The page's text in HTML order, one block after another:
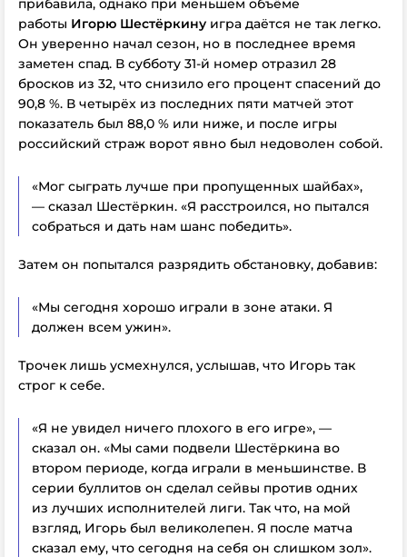
работы Игорю Шестёркину игра даётся не так легко.
Он уверенно начал сезон, но в последнее время
заметен спад. В субботу 31-й номер отразил 28
бросков из 32, что снизило его процент спасений до
90,8 %. В четырёх из последних пяти матчей этот
показатель был 88,0 % или ниже, и после игры
российский страж ворот явно был недоволен собой.
«Мог сыграть лучше при пропущенных шайбах»,
— сказал Шестёркин. «Я расстроился, но пытался
собраться и дать нам шанс победить».
Затем он попытался разрядить обстановку, добавив:
«Мы сегодня хорошо играли в зоне атаки. Я
должен всем ужин».
Трочек лишь усмехнулся, услышав, что Игорь так
строг к себе.
«Я не увидел ничего плохого в его игре», —
сказал он. «Мы сами подвели Шестёркина во
втором периоде, когда играли в меньшинстве. В
серии буллитов он сделал сейвы против одних
из лучших исполнителей лиги. Так что, на мой
взгляд, Игорь был великолепен. Я после матча
сказал ему, что сегодня на себя он слишком зол».